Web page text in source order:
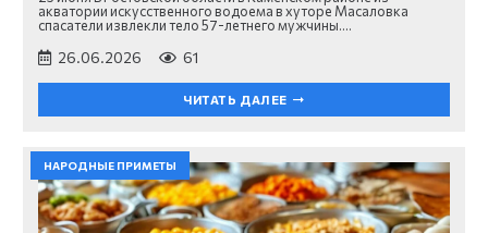
акватории искусственного водоема в хуторе Масаловка
спасатели извлекли тело 57-летнего мужчины.…
26.06.2026 61
ЧИТАТЬ ДАЛЕЕ
НАРОДНЫЕ ПРИМЕТЫ